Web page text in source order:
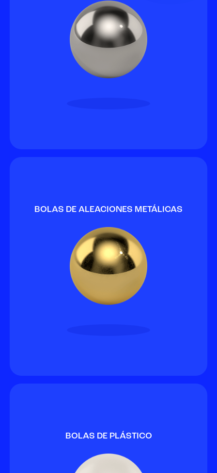
BOLAS DE ALEACIONES METÁLICAS
BOLAS DE PLÁSTICO